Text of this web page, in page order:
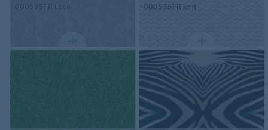
000535FR Lace 000536FR knit